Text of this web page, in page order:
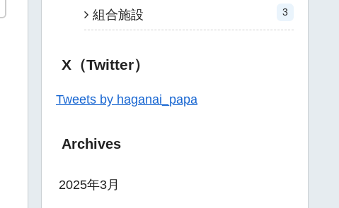
組合施設 3
X（Twitter）
Tweets by haganai_papa
Archives
2025年3月